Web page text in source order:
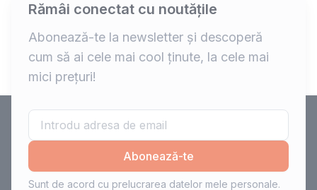
Rămâi conectat cu noutățile
Abonează-te la newsletter și descoperă
cum să ai cele mai cool ținute, la cele mai
mici prețuri!
Abonează-te
Sunt de acord cu prelucrarea datelor mele personale.